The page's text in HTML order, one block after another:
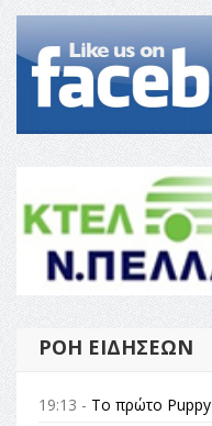
ΡΟΉ ΕΙΔΉΣΕΩΝ
19:13 - Το πρώτο Puppy